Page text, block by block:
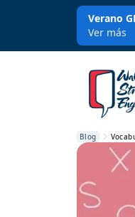
Verano
Ver más
Blog